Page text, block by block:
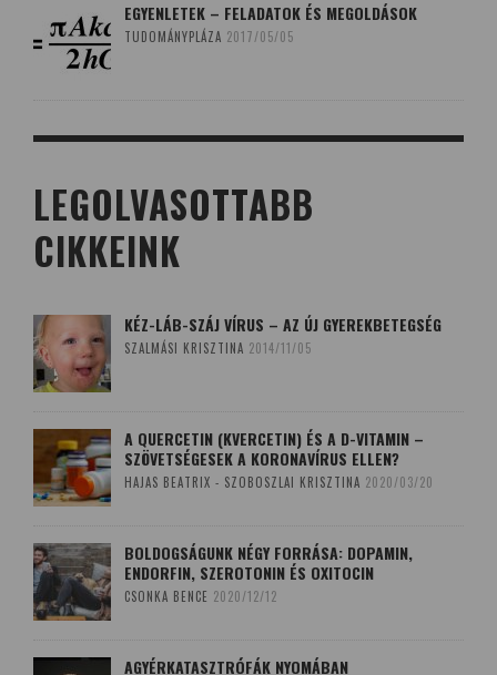
EGYENLETEK – FELADATOK ÉS MEGOLDÁSOK
TUDOMÁNYPLÁZA 2017/05/05
LEGOLVASOTTABB
CIKKEINK
KÉZ-LÁB-SZÁJ VÍRUS – AZ ÚJ GYEREKBETEGSÉG
SZALMÁSI KRISZTINA 2014/11/05
A QUERCETIN (KVERCETIN) ÉS A D-VITAMIN –
SZÖVETSÉGESEK A KORONAVÍRUS ELLEN?
HAJAS BEATRIX - SZOBOSZLAI KRISZTINA 2020/03/20
BOLDOGSÁGUNK NÉGY FORRÁSA: DOPAMIN,
ENDORFIN, SZEROTONIN ÉS OXITOCIN
CSONKA BENCE 2020/12/12
AGYÉRKATASZTRÓFÁK NYOMÁBAN